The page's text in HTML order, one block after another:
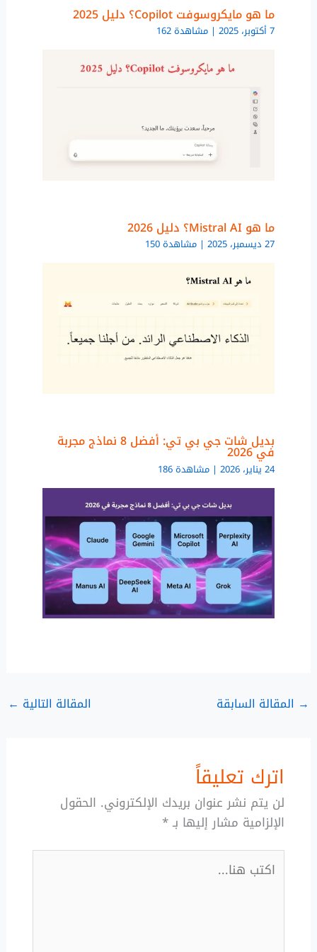
ما هو مايكروسوفت Copilot؟ دليل 2025
7 أكتوبر، 2025 | مشاهدة 162
ما هو Mistral AI؟ دليل 2026
27 ديسمبر، 2025 | مشاهدة 150
بديل شات جي بي تي: أفضل 8 نماذج مجربة
في 2026
24 يناير، 2026 | مشاهدة 186
→ المقالة السابقة المقالة التالية ←
اترك تعليقاً
لن يتم نشر عنوان بريدك الإلكتروني. الحقول
الإلزامية مشار إليها بـ*
اكتب
هنا...